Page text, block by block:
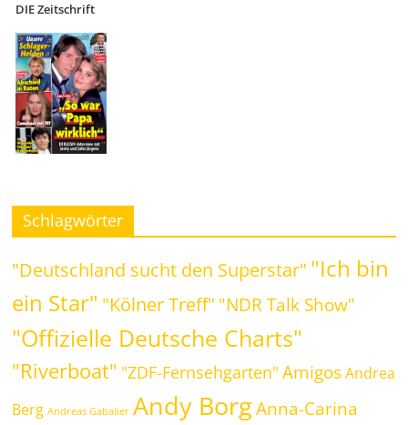
DIE Zeitschrift
Schlagwörter
"Deutschland sucht den Superstar" "Ich bin
ein Star" "Kölner Treff" "NDR Talk Show"
"Offizielle Deutsche Charts"
"Riverboat" "ZDF-Fernsehgarten" Amigos Andrea
Berg Andreas Gabalier Andy Borg Anna-Carina